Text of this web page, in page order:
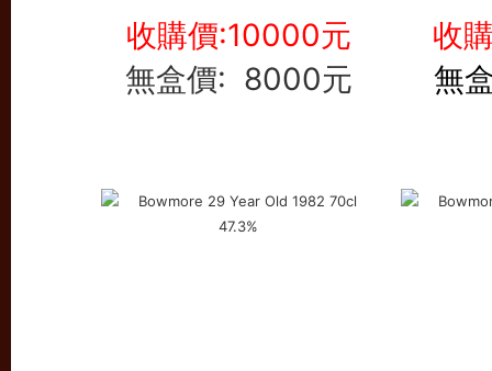
收購價:10000元
無盒價: 8000元
收
無